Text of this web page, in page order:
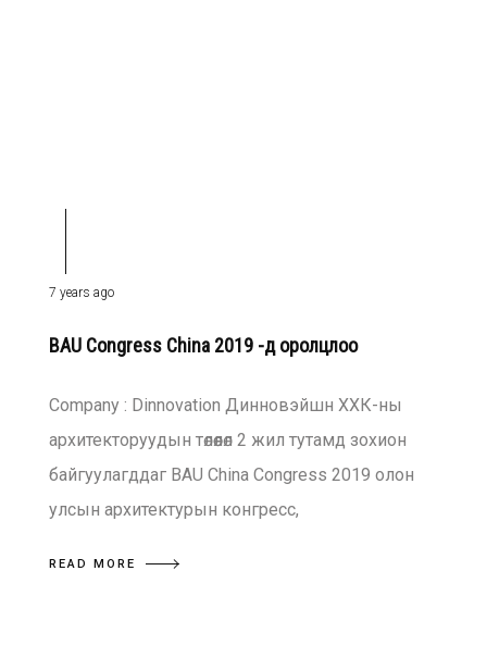
7 years ago
BAU Congress China 2019 -д оролцлоо
Company : Dinnovation Динновэйшн ХХК-ны
архитекторуудын төлөөлөл 2 жил тутамд зохион
байгуулагддаг BAU China Congress 2019 олон
улсын архитектурын конгресс,
READ MORE